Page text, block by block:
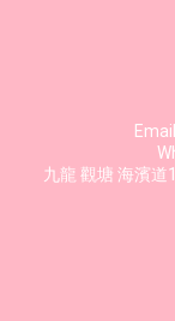
九龍 觀塘 海濱